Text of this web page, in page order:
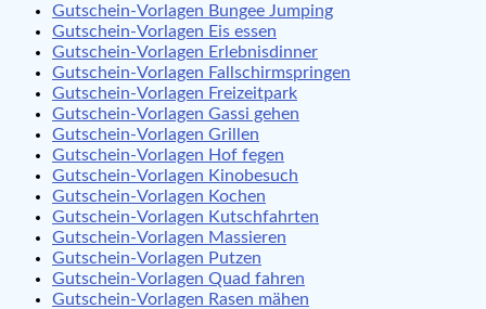
Gutschein-Vorlagen Bungee Jumping
Gutschein-Vorlagen Eis essen
Gutschein-Vorlagen Erlebnisdinner
Gutschein-Vorlagen Fallschirmspringen
Gutschein-Vorlagen Freizeitpark
Gutschein-Vorlagen Gassi gehen
Gutschein-Vorlagen Grillen
Gutschein-Vorlagen Hof fegen
Gutschein-Vorlagen Kinobesuch
Gutschein-Vorlagen Kochen
Gutschein-Vorlagen Kutschfahrten
Gutschein-Vorlagen Massieren
Gutschein-Vorlagen Putzen
Gutschein-Vorlagen Quad fahren
Gutschein-Vorlagen Rasen mähen